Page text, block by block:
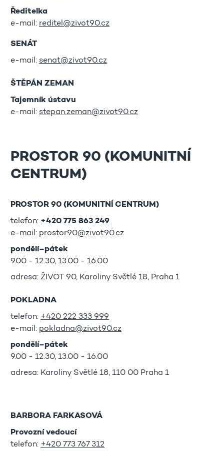
Ředitelka
e-mail: reditel@zivot90.cz
SENÁT
e-mail: senat@zivot90.cz
ŠTĚPÁN ZEMAN
Tajemník ústavu
e-mail: stepan.zeman@zivot90.cz
PROSTOR 90 (KOMUNITNÍ
CENTRUM)
PROSTOR 90 (KOMUNITNÍ CENTRUM)
telefon: +420 775 863 249
e-mail: prostor90@zivot90.cz
pondělí–pátek
9.00 - 12.30, 13.00 - 16.00
adresa: ŽIVOT 90, Karoliny Světlé 18, Praha 1
POKLADNA
telefon: +420 222 333 999
e-mail: pokladna@zivot90.cz
pondělí–pátek
9.00 - 12.30, 13.00 - 16.00
adresa: Karoliny Světlé 18, 110 00 Praha 1
BARBORA FARKASOVÁ
Provozní vedoucí
telefon: +420 773 767 312